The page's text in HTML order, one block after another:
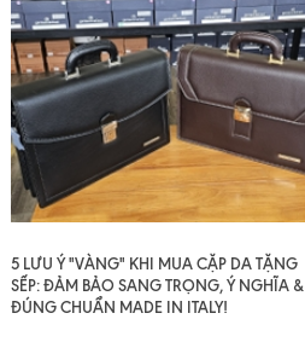
5 LƯU Ý "VÀNG" KHI MUA CẶP DA TẶNG
SẾP: ĐẢM BẢO SANG TRỌNG, Ý NGHĨA &
ĐÚNG CHUẨN MADE IN ITALY!